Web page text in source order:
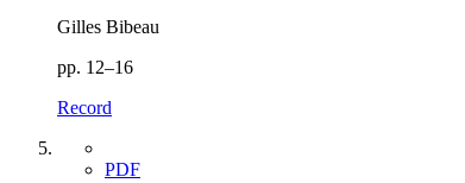
Gilles Bibeau
pp. 12–16
Record
PDF